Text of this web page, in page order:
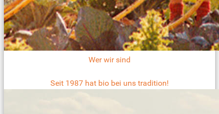
Wer wir sind
Seit 1987 hat bio bei uns tradition!